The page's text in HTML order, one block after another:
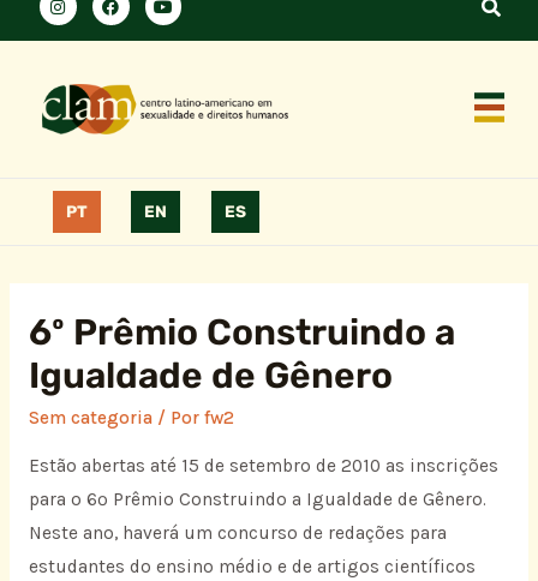
PT EN ES
6º Prêmio Construindo a
Igualdade de Gênero
Sem categoria/ Por fw2
Estão abertas até 15 de setembro de 2010 as inscrições
para o 6º Prêmio Construindo a Igualdade de Gênero.
Neste ano, haverá um concurso de redações para
estudantes do ensino médio e de artigos científicos